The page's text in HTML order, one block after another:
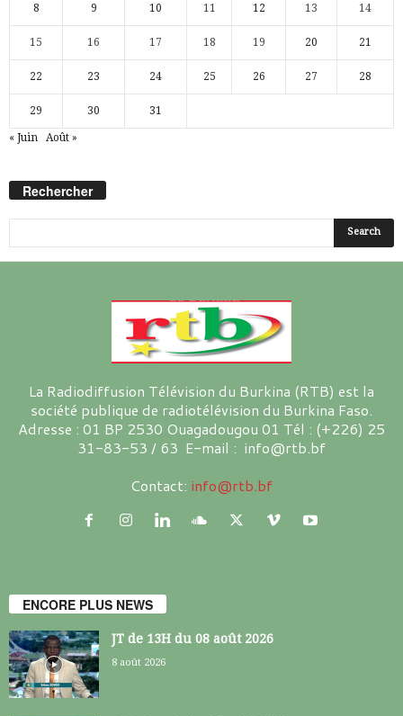
8 9 10 11 12 13 14
15 16 17 18 19 20 21
22 23 24 25 26 27 28
29 30 31
« Juin Août »
Rechercher
La Radiodiffusion Télévision du Burkina (RTB) est la
société publique de radiotélévision du Burkina Faso.
Adresse : 01 BP 2530 Ouagadougou 01 Tél : (+226) 25
31-83-53 / 63 E-mail : info@rtb.bf
Contact: info@rtb.bf
ENCORE PLUS NEWS
JT de 13H du 08 août 2026
8 août 2026